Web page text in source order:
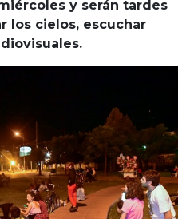
del Eje
Ansenuza
y zona
y sur
y serán tardes
los cielos, escuchar